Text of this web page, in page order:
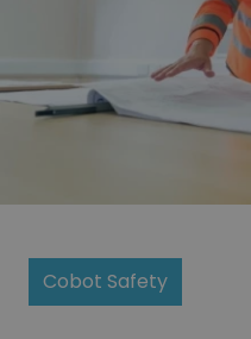
Cobot Safety